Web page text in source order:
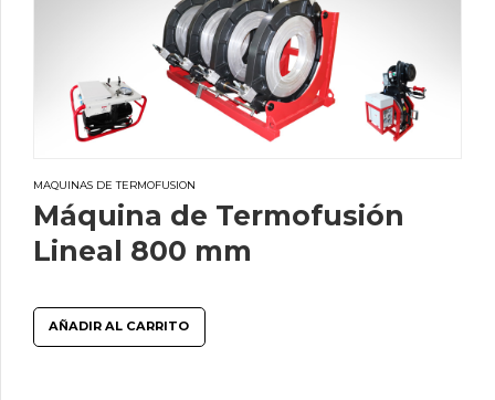
MAQUINAS DE TERMOFUSION
Máquina de Termofusión
Lineal 800 mm
AÑADIR AL CARRITO